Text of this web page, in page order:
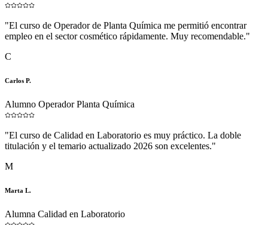
"El curso de Operador de Planta Química me permitió encontrar
empleo en el sector cosmético rápidamente. Muy recomendable."
C
Carlos P.
Alumno Operador Planta Química
"El curso de Calidad en Laboratorio es muy práctico. La doble
titulación y el temario actualizado 2026 son excelentes."
M
Marta L.
Alumna Calidad en Laboratorio